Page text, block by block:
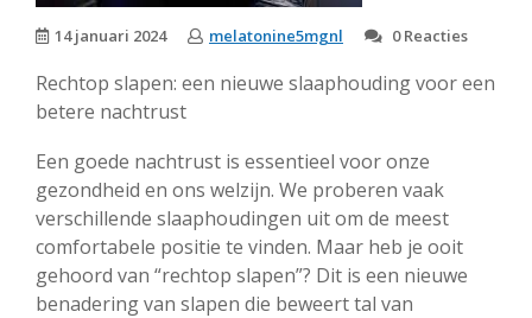
14 januari 2024 melatonine5mgnl 0 Reacties
Rechtop slapen: een nieuwe slaaphouding voor een
betere nachtrust
Een goede nachtrust is essentieel voor onze
gezondheid en ons welzijn. We proberen vaak
verschillende slaaphoudingen uit om de meest
comfortabele positie te vinden. Maar heb je ooit
gehoord van “rechtop slapen”? Dit is een nieuwe
benadering van slapen die beweert tal van